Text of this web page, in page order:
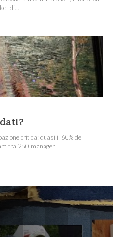
di...
critica: quasi il 60% dei
tra 250 manager...